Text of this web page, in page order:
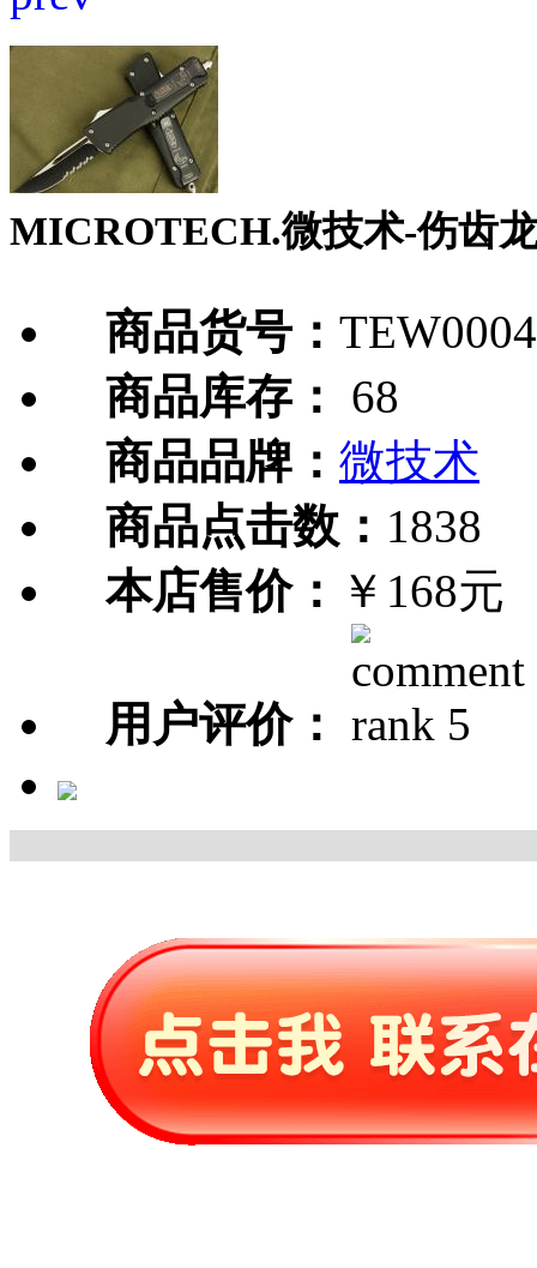
MICROTECH.微技术-伤齿
商品货号：
商品库存：
68
商品品牌： 微技术
商品点击数： 1838
本店售价： ￥168元
用户评价：